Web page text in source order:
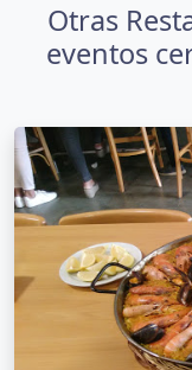
Otras
eventos